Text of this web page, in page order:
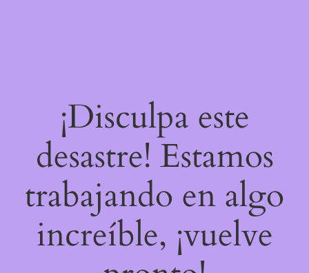
¡Disculpa este
desastre! Estamos
trabajando en algo
increíble, ¡vuelve